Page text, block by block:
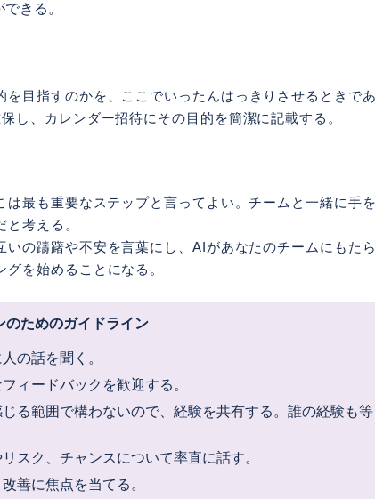
きる。
目指すのかを、ここでいったんはっきりさせるときであ
し、カレンダー招待にその目的を簡潔に記載する。
最も重要なステップと言ってよい。チームと一緒に手
考える。
いの躊躇や不安を言葉にし、AIがあなたのチームにもた
を始めることになる。
のためのガイドライン
の話を聞く。
ィードバックを歓迎する。
じる範囲で構わないので、経験を共有する。誰の経験も等
スク、チャンスについて率直に話す。
善に焦点を当てる。